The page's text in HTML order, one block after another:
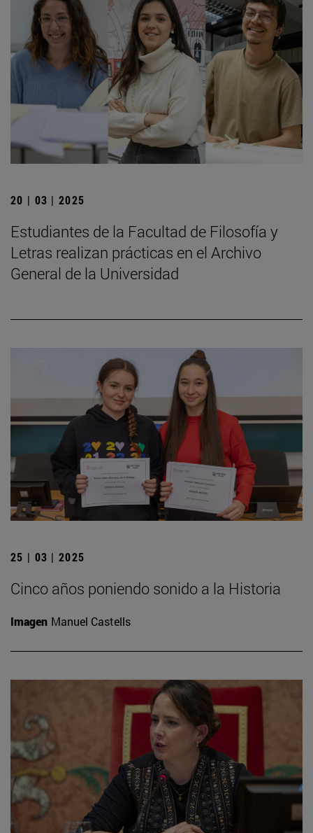
20 | 03 | 2025
Estudiantes de la Facultad de Filosofía y
Letras realizan prácticas en el Archivo
General de la Universidad
25 | 03 | 2025
Cinco años poniendo sonido a la Historia
Imagen Manuel Castells